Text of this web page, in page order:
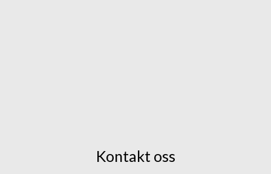
Kontakt oss